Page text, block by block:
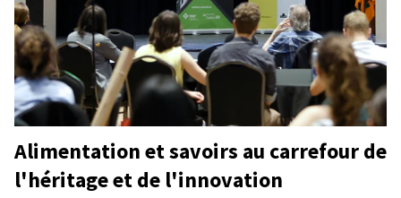
Alimentation et savoirs au carrefour de
l'héritage et de l'innovation